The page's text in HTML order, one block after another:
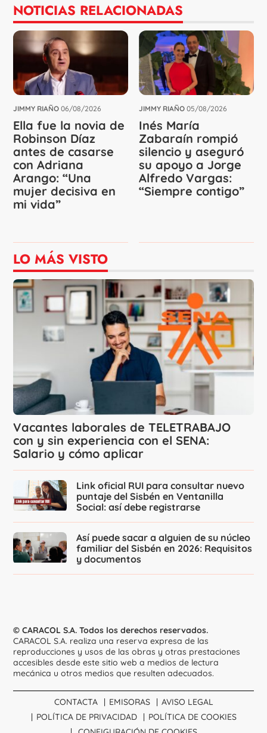
NOTICIAS RELACIONADAS
JIMMY RIAÑO 06/08/2026
Ella fue la novia de
Robinson Díaz
antes de casarse
con Adriana
Arango: “Una
mujer decisiva en
mi vida”
JIMMY RIAÑO 05/08/2026
Inés María
Zabaraín rompió
silencio y aseguró
su apoyo a Jorge
Alfredo Vargas:
“Siempre contigo”
LO MÁS VISTO
Vacantes laborales de TELETRABAJO
con y sin experiencia con el SENA:
Salario y cómo aplicar
Link oficial RUI para consultar nuevo
puntaje del Sisbén en Ventanilla
Social: así debe registrarse
Así puede sacar a alguien de su núcleo
familiar del Sisbén en 2026: Requisitos
y documentos
© CARACOL S.A. Todos los derechos reservados.
CARACOL S.A. realiza una reserva expresa de las
reproducciones y usos de las obras y otras prestaciones
accesibles desde este sitio web a medios de lectura
mecánica u otros medios que resulten adecuados.
CONTACTA EMISORAS
AVISO LEGAL
POLÍTICA DE PRIVACIDAD
POLÍTICA DE COOKIES